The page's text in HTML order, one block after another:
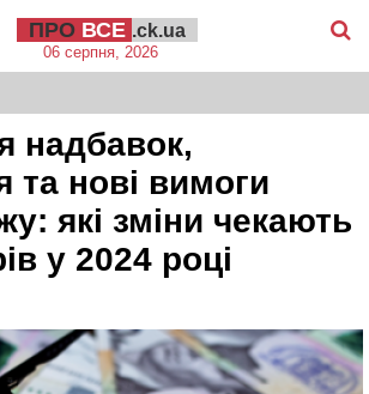
ПРО ВСЕ .ck.ua
06 серпня, 2026
надбавок,
та нові вимоги
які зміни чекають
у 2024 році